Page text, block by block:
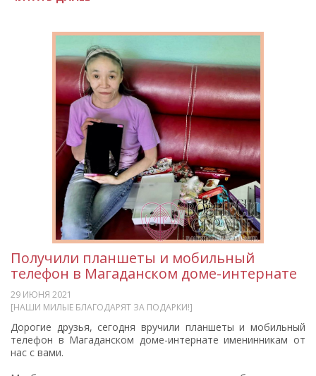
Получили планшеты и мобильный
телефон в Магаданском доме-интернате
29 ИЮНЯ 2021
[НАШИ МИЛЫЕ БЛАГОДАРЯТ ЗА ПОДАРКИ!]
Дорогие друзья, сегодня вручили планшеты и мобильный
телефон в Магаданском доме-интернате именинникам от
нас с вами.